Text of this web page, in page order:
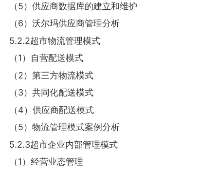
（5）供应商数据库的建立和维护
（6）沃尔玛供应商管理分析
5.2.2超市物流管理模式
（1）自营配送模式
（2）第三方物流模式
（3）共同化配送模式
（4）供应商配送模式
（5）物流管理模式案例分析
5.2.3超市企业内部管理模式
（1）经营业态管理